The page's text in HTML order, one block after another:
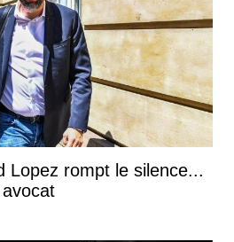
Lopez rompt le silence...